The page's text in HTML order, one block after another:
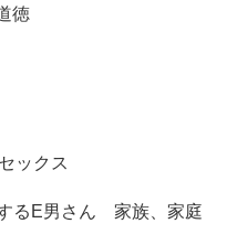
徳
ックス
るE男さん 家族、家庭